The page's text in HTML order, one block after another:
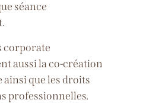
séance
corporate
aussi la co-création
ainsi que les droits
professionnelles.